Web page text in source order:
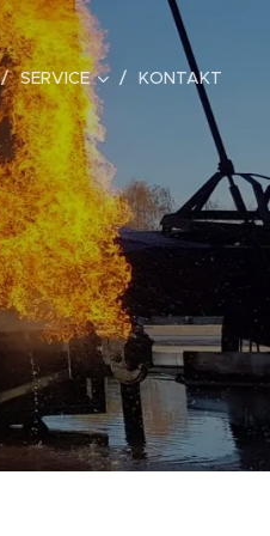
SERVICE KONTAKT